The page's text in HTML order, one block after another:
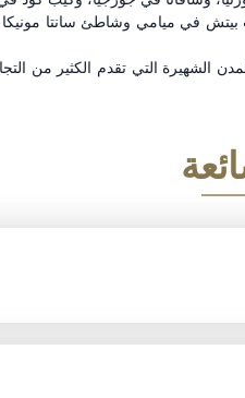
في ميامي وشاطئ سانتا مونيكا
الشهيرة التي تقدم الكثير من